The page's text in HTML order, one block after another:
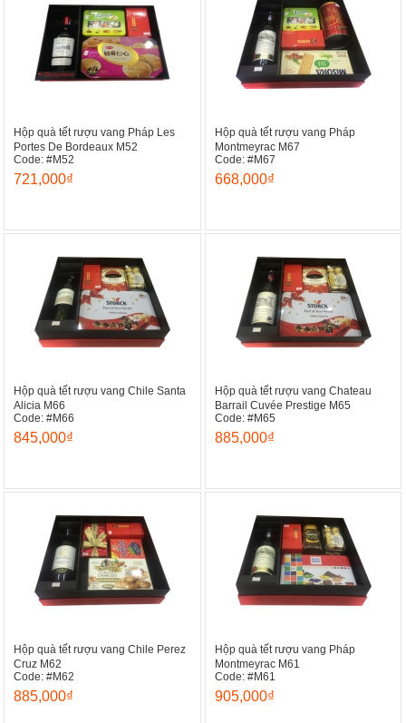
Hộp quà tết rượu vang Pháp Les
Portes De Bordeaux M52
Code: #M52
721,000₫
Hộp quà tết rượu vang Pháp
Montmeyrac M67
Code: #M67
668,000₫
Hộp quà tết rượu vang Chile Santa
Alicia M66
Code: #M66
845,000₫
Hộp quà tết rượu vang Chateau
Barrail Cuvée Prestige M65
Code: #M65
885,000₫
Hộp quà tết rượu vang Chile Perez
Cruz M62
Code: #M62
885,000₫
Hộp quà tết rượu vang Pháp
Montmeyrac M61
Code: #M61
905,000₫